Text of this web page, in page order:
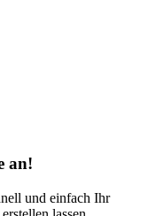
an!
und einfach Ihr